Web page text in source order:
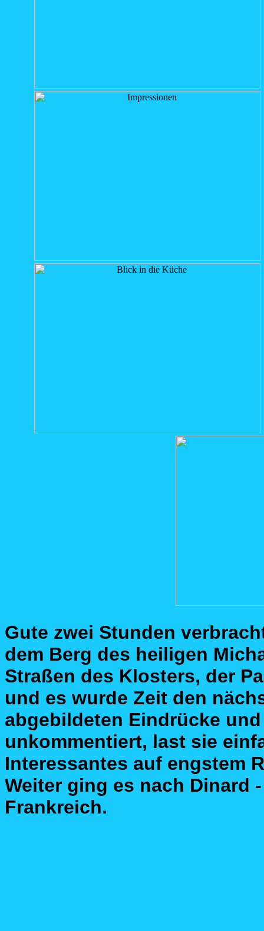
Gute zwei Stunden
dem Berg des heiligen
Straßen des Klosters, der
und es wurde Zeit den
abgebildeten Eindrücke
unkommentiert, last sie
Interessantes auf engstem
Weiter ging es nach Dinard
Frankreich.